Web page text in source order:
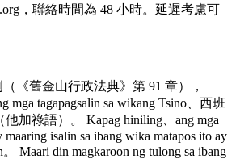
，聯絡時間為 48 小時。延遲考慮可
《舊金山行政法典》第 91 章），
mga tagapagsalin sa wikang Tsino、西班
加祿語）。 Kapag hiniling、ang mga
maaring isalin sa ibang wika matapos ito ay
Maari din magkaroon ng tulong sa ibang